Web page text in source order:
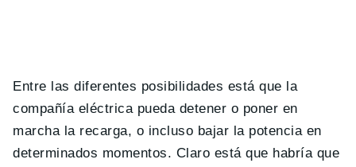
Entre las diferentes posibilidades está que la
compañía eléctrica pueda detener o poner en
marcha la recarga, o incluso bajar la potencia en
determinados momentos. Claro está que habría que